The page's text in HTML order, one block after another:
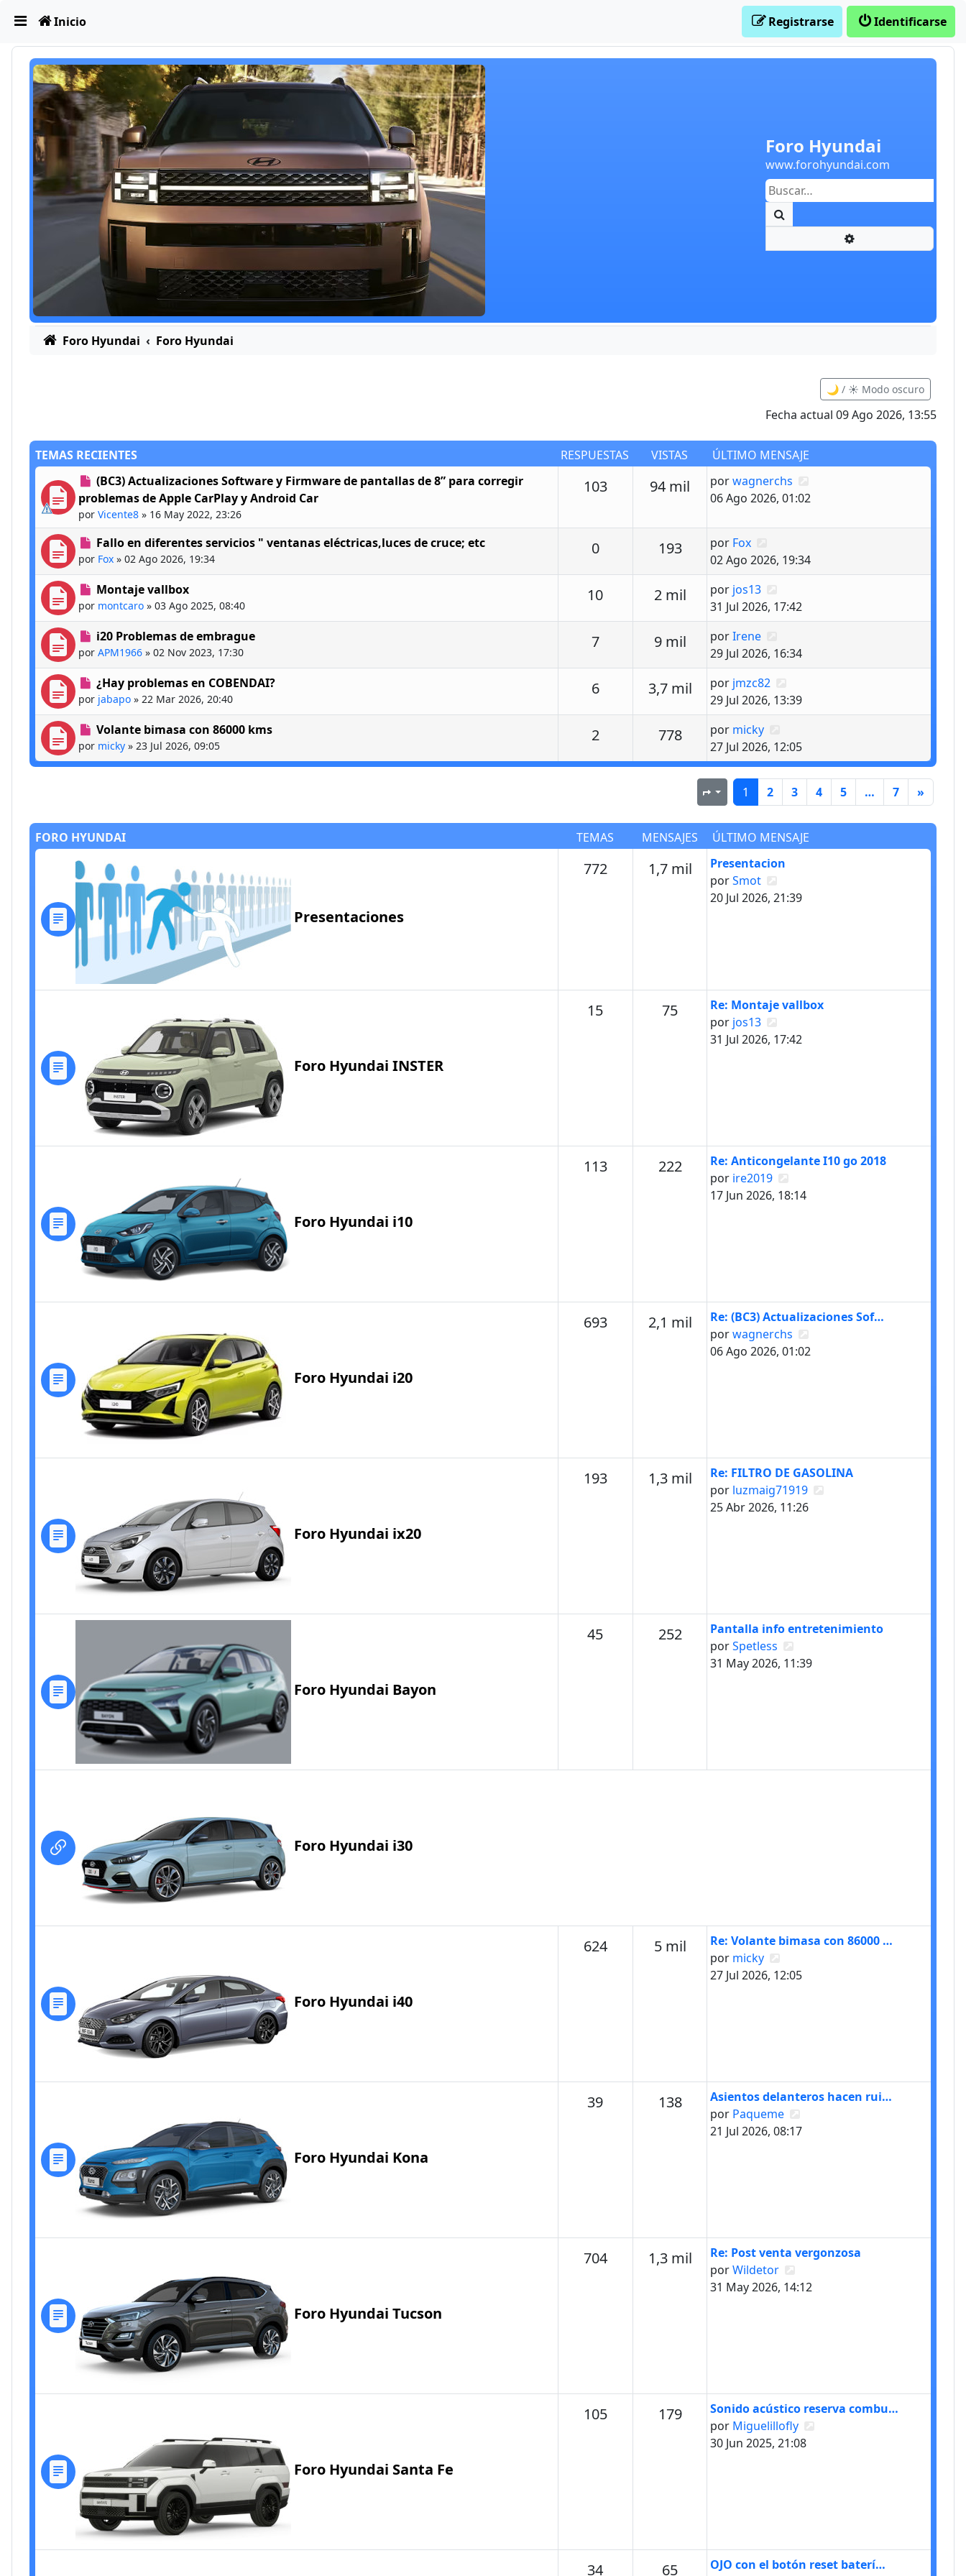
Obviar
Foro Hyundai
www.forohyundai.com
Inicio Identificarse
Registrarse
Foro Hyundai Foro Hyundai
🌙 / ☀️ Modo oscuro
Fecha actual 09 Ago 2026, 13:55
TEMAS RECIENTES RESPUESTAS VISTAS
ÚLTIMO MENSAJE
(BC3) Actualizaciones Software y Firmware de pantallas de 8” para corregir
problemas de Apple CarPlay y Android Car
por Vicente8 » 16 May 2022, 23:26
103Respuestas
94 mil Vistas
Último mensaje
porwagnerchs
06 Ago 2026, 01:02
Fallo en diferentes servicios " ventanas eléctricas,luces de cruce; etc
por Fox » 02 Ago 2026, 19:34
0Respuestas
193VistasÚltimo mensaje
por Fox
02 Ago 2026, 19:34
Montaje vallbox
por montcaro » 03 Ago 2025, 08:40
10Respuestas
2 milVistasÚltimo mensaje
por jos13
31 Jul 2026, 17:42
i20 Problemas de embrague
por APM1966 » 02 Nov 2023, 17:30
7Respuestas
9 milVistasÚltimo mensaje
porIrene
29 Jul 2026, 16:34
¿Hay problemas en COBENDAI?
por jabapo » 22 Mar 2026, 20:40
6Respuestas
3,7 milVistasÚltimo mensaje
por jmzc82
29 Jul 2026, 13:39
Volante bimasa con 86000 kms
por micky » 23 Jul 2026, 09:05
2Respuestas
778VistasÚltimo mensaje
por micky
27 Jul 2026, 12:05
Página1 de7
1 2 3 4 5 … 7 »
FORO HYUNDAI TEMAS MENSAJES ÚLTIMO MENSAJE
Presentaciones
772Temas1,7 milMensajes
Último mensaje
Presentacion
porSmot
20 Jul 2026, 21:39
Foro Hyundai INSTER
15Temas 75MensajesÚltimo mensaje
Re: Montaje vallbox
por jos13
31 Jul 2026, 17:42
Foro Hyundai i10
113Temas 222Mensajes
Último mensaje
Re: Anticongelante I10 go 2018
por ire2019
17 Jun 2026, 18:14
Foro Hyundai i20
693Temas2,1 milMensajes
Último mensaje
Re: (BC3) Actualizaciones Sof…
porwagnerchs
06 Ago 2026, 01:02
Foro Hyundai ix20
193Temas1,3 milMensajes
Último mensaje
Re: FILTRO DE GASOLINA
por luzmaig71919
25 Abr 2026, 11:26
Foro Hyundai Bayon
45Temas 252Mensajes
Último mensaje
Pantalla info entretenimiento
porSpetless
31 May 2026, 11:39
Foro Hyundai i30
Foro Hyundai i40
624Temas 5 milMensajes
Último mensaje
Re: Volante bimasa con 86000 …
por micky
27 Jul 2026, 12:05
Foro Hyundai Kona
39Temas 138Mensajes
Último mensaje
Asientos delanteros hacen rui…
por Paqueme
21 Jul 2026, 08:17
Foro Hyundai Tucson
704Temas1,3 milMensajes
Último mensaje
Re: Post venta vergonzosa
porWildetor
31 May 2026, 14:12
Foro Hyundai Santa Fe
105Temas 179Mensajes
Último mensaje
Sonido acústico reserva combu…
por Miguelillofly
30 Jun 2025, 21:08
34Temas 65MensajesÚltimo mensaje
OJO con el botón reset baterí…